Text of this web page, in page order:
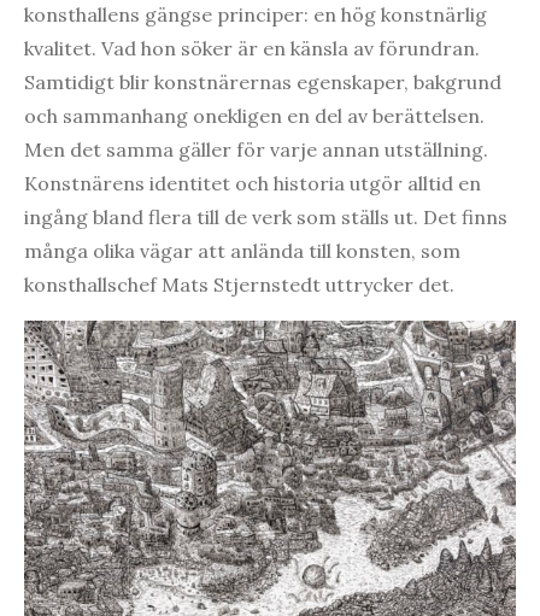
konsthallens gängse principer: en hög konstnärlig
kvalitet. Vad hon söker är en känsla av förundran.
Samtidigt blir konstnärernas egenskaper, bakgrund
och sammanhang onekligen en del av berättelsen.
Men det samma gäller för varje annan utställning.
Konstnärens identitet och historia utgör alltid en
ingång bland flera till de verk som ställs ut. Det finns
många olika vägar att anlända till konsten, som
konsthallschef Mats Stjernstedt uttrycker det.